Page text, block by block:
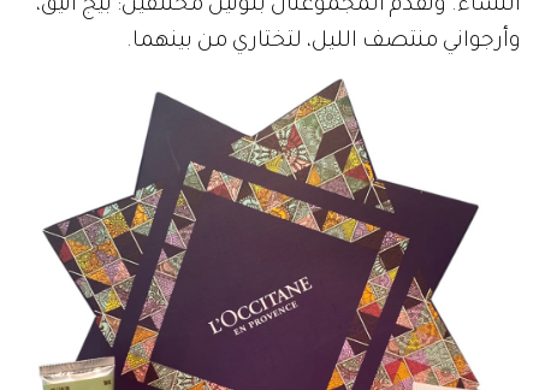
النساء. وتقدم المجموعتان بلونين مختلفين: بيج أنيق،
وأرجواني منتصف الليل، لتختاري من بينهما.